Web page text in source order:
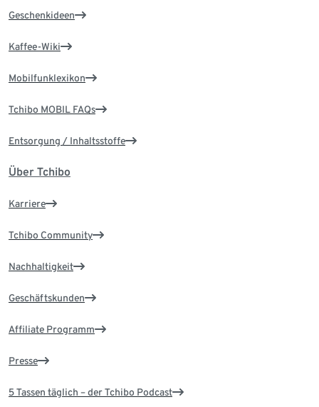
Geschenkideen
Kaffee-Wiki
Mobilfunklexikon
Tchibo MOBIL FAQs
Entsorgung / Inhaltsstoffe
Über Tchibo
Karriere
Tchibo Community
Nachhaltigkeit
Geschäftskunden
Affiliate Programm
Presse
5 Tassen täglich – der Tchibo Podcast